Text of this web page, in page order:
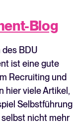
Blog
BDU
ist eine gute
Recruiting und
hier viele Artikel,
Selbstführung
selbst nicht mehr